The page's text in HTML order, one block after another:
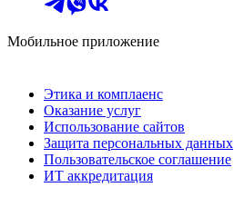
Мобильное приложение
Этика и комплаенс
Оказание услуг
Использование сайтов
Защита персональных данных
Пользовательское соглашение
ИТ аккредитация